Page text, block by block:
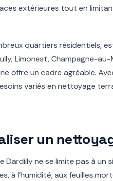
extérieures tout en
quartiers résidentiels,
Limonest, Champagne-
offre un cadre agréable.
variés en nettoyage
un
Dardilly ne se limite pas à un
à l’humidité, aux feuilles